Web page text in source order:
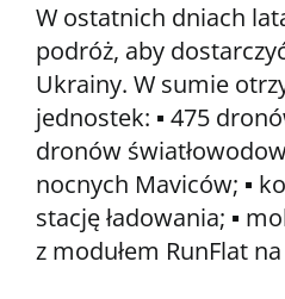
W ostatnich dniach
podróż, aby
Ukrainy. W sumie
jednostek: ▪️ 475
dronów
nocnych Maviców; ▪️
stację ładowania; ▪️
z modułem RunFlat